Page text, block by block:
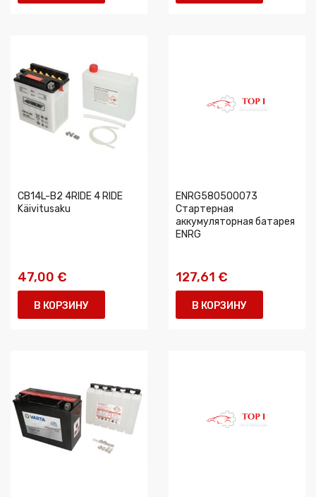
CB14L-B2 4RIDE 4 RIDE
Käivitusaku
47,00 €
В КОРЗИНУ
ENRG580500073
Стартерная
аккумуляторная батарея
ENRG
127,61 €
В КОРЗИНУ